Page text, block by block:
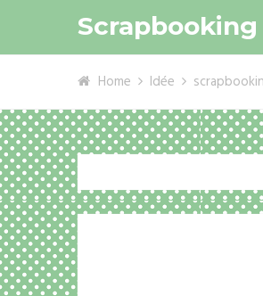
Scrapbooking
Home Idée